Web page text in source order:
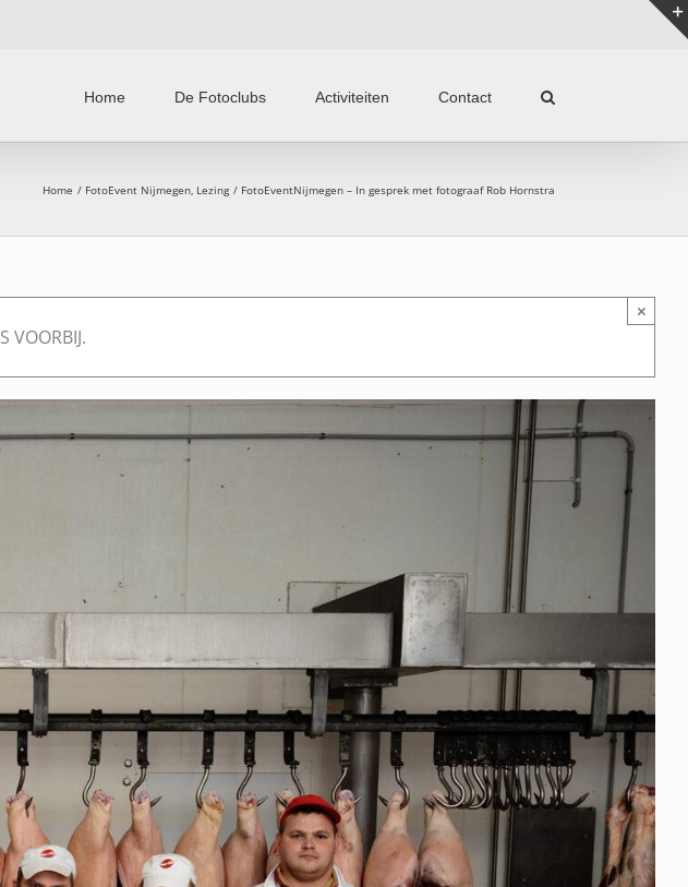
Home De Fotoclubs Activiteiten Contact
Home FotoEvent Nijmegen Lezing FotoEventNijmegen – In gesprek met fotograaf Rob Hornstra
VOORBIJ.
×